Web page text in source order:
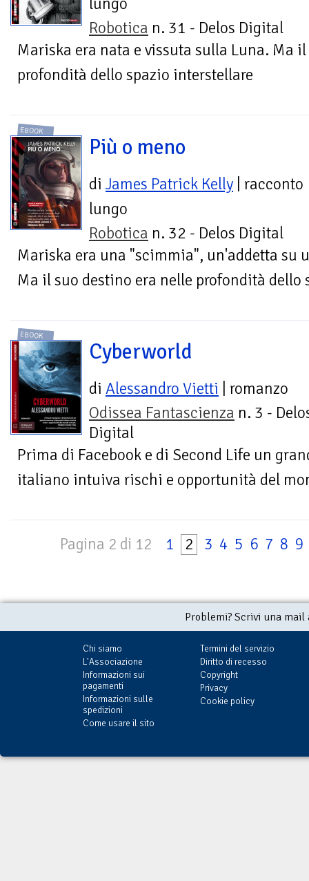
lungo
Robotica n. 31 - Delos Digital
Mariska era nata e vissuta sulla Luna. Ma
profondità dello spazio interstellare
EBOOK
Più o meno
di James Patrick Kelly | racconto
lungo
Robotica n. 32 - Delos Digital
Mariska era una "scimmia", un'addetta su
Ma il suo destino era nelle profondità dello
EBOOK
Cyberworld
di Alessandro Vietti | romanzo
Odissea Fantascienza n. 3 -
Digital
Prima di Facebook e di Second Life un
italiano intuiva rischi e opportunità del
Pagina 2 di 12 1 2 3 4 5 6 7 8 9
Problemi? Scrivi una
Chi siamo
L'Associazione
Informazioni sui
pagamenti
Informazioni sulle
spedizioni
Come usare il sito
Termini del servizio
Diritto di recesso
Copyright
Privacy
Cookie policy